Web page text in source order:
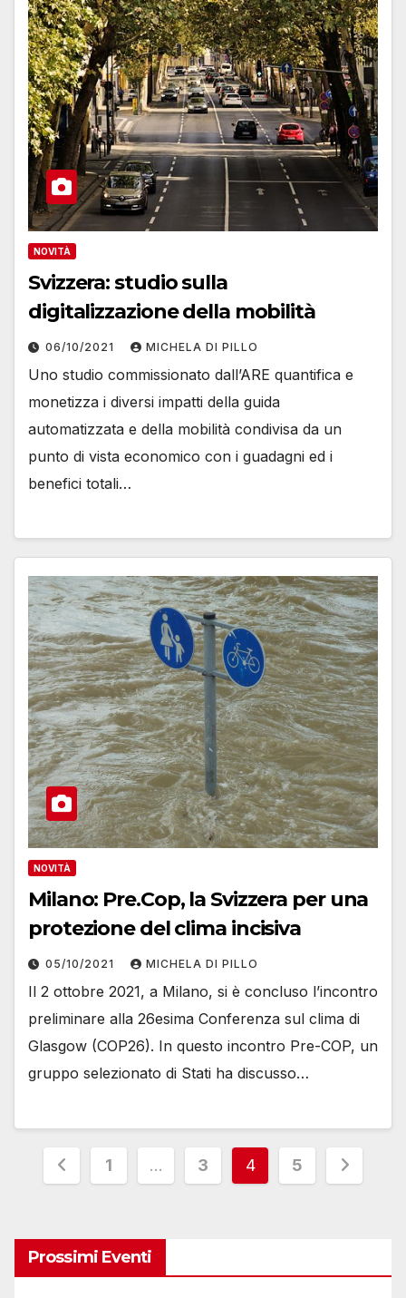
NOVITÀ
Svizzera: studio sulla
digitalizzazione della mobilità
06/10/2021 MICHELA DI PILLO
Uno studio commissionato dall’ARE quantifica e
monetizza i diversi impatti della guida
automatizzata e della mobilità condivisa da un
punto di vista economico con i guadagni ed i
benefici totali…
NOVITÀ
Milano: Pre.Cop, la Svizzera per una
protezione del clima incisiva
05/10/2021 MICHELA DI PILLO
Il 2 ottobre 2021, a Milano, si è concluso l’incontro
preliminare alla 26esima Conferenza sul clima di
Glasgow (COP26). In questo incontro Pre-COP, un
gruppo selezionato di Stati ha discusso…
Paginazione
articoli
1 … 3 4 5
Prossimi Eventi